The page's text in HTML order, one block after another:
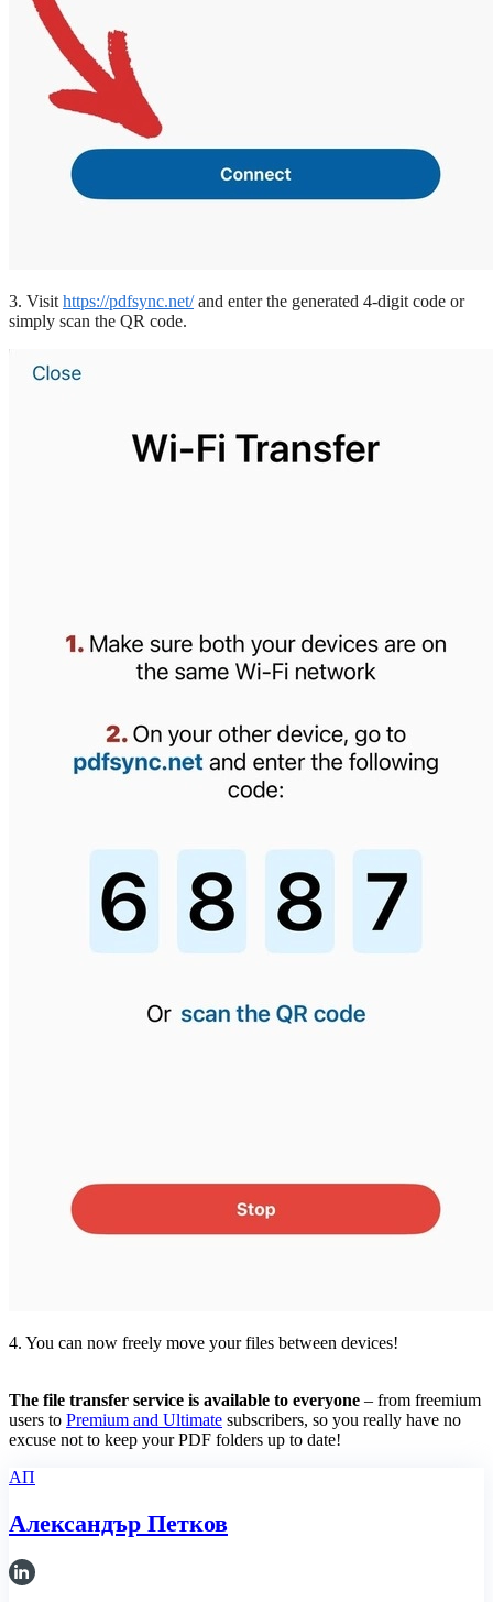
3. Visithttps://pdfsync.net/and enter the generated 4-digit code or
simply scan the QR code.
4. You can now freely move your files between devices!
The file transfer service is available to everyone – from freemium
users to Premium and Ultimate subscribers, so you really have no
excuse not to keep your PDF folders up to date!
АП
Александър Петков